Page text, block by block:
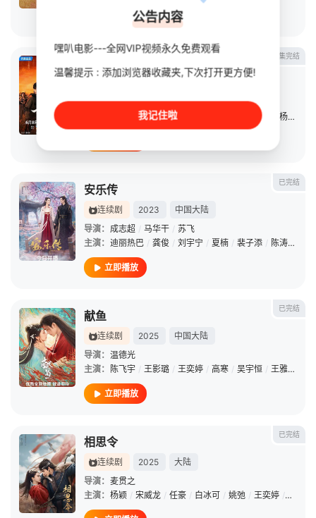
立即播放
第32集完结
七根心简
导演：蔡岳勋
/ 宋威龙 / 张亦驰 杨皓宇
已完结
安乐传
连续剧 2023
中国大陆
导演： 成志超 / 马华干 / 苏飞
主演： 迪丽热巴 / 龚俊 / 刘宇宁 / 夏楠 / 裴子添 / 陈涛 /
立即播放
已完结
献鱼
连续剧 2025
中国大陆
导演： 温德光
主演：
陈飞宇 / 王影璐 / 王奕婷 / 高寒 / 吴宇恒 / 王雅佳
立即播放
已完结
相思令
连续剧 2025
大陆
导演： 麦贯之
主演： 杨颖 / 宋威龙 / 任豪 / 白冰可 / 姚弛 / 王奕婷 / 陈涛
公告内容
嘿叭电影---全网VIP视频永久免费观看
温馨提示 : 添加浏览器收藏夹,下次打开更方便!
我记住啦